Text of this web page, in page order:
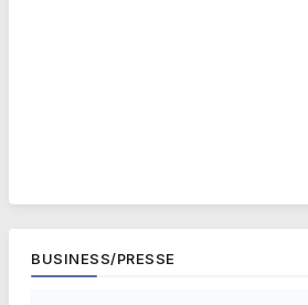
BUSINESS/PRESSE